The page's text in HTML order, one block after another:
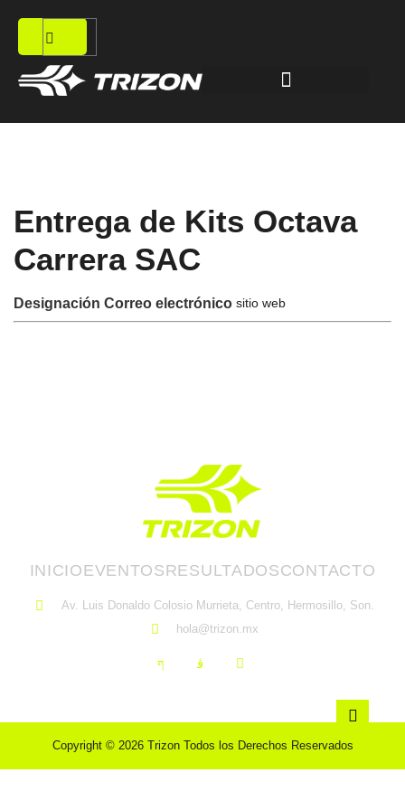
Entrega de Kits Octava
Carrera SAC
Designación Correo electrónico sitio web
INICIOEVENTOSRESULTADOSCONTACTO
Av. Luis Donaldo Colosio Murrieta, Centro, Hermosillo, Son.
hola@trizon.mx
Copyright © 2026 Trizon Todos los Derechos Reservados